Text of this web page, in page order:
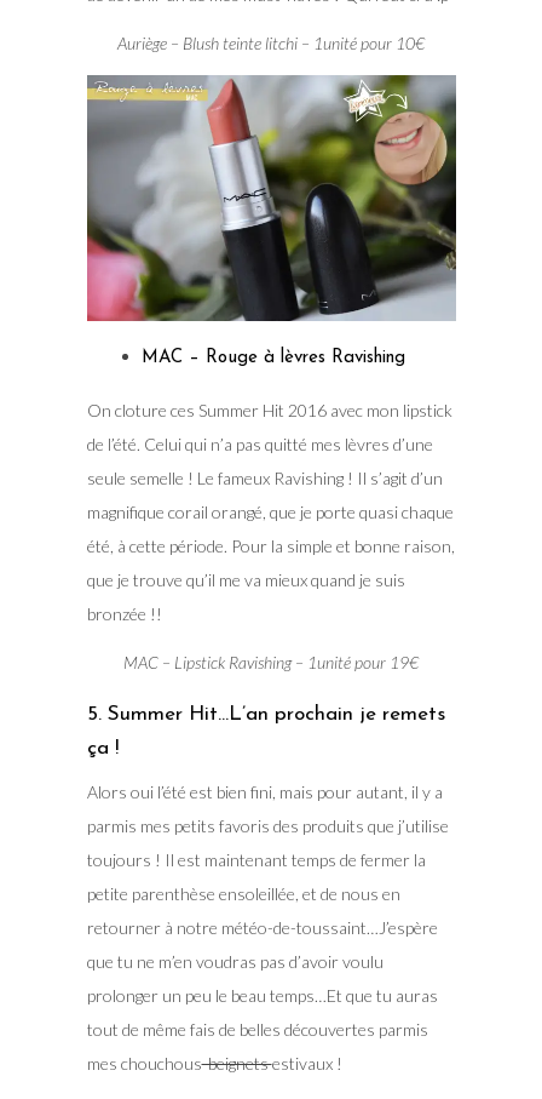
Auriège – Blush teinte litchi – 1unité pour 10€
MAC – Rouge à lèvres Ravishing
On cloture ces Summer Hit 2016 avec mon lipstick
de l’été. Celui qui n’a pas quitté mes lèvres d’une
seule semelle ! Le fameux Ravishing ! Il s’agit d’un
magnifique corail orangé, que je porte quasi chaque
été, à cette période. Pour la simple et bonne raison,
que je trouve qu’il me va mieux quand je suis
bronzée !!
MAC – Lipstick Ravishing – 1unité pour 19€
5. Summer Hit…L’an prochain je remets
ça !
Alors oui l’été est bien fini, mais pour autant, il y a
parmis mes petits favoris des produits que j’utilise
toujours ! Il est maintenant temps de fermer la
petite parenthèse ensoleillée, et de nous en
retourner à notre météo-de-toussaint…J’espère
que tu ne m’en voudras pas d’avoir voulu
prolonger un peu le beau temps…Et que tu auras
tout de même fais de belles découvertes parmis
mes chouchous-beignetsestivaux !